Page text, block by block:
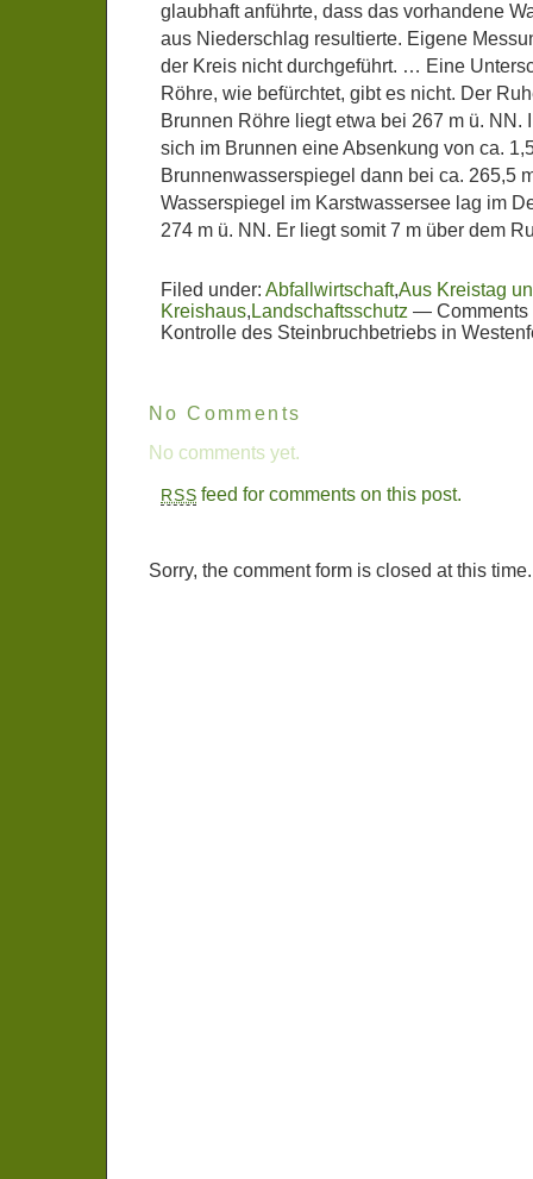
glaubhaft anführte, dass das vorhandene
aus Niederschlag resultierte. Eigene
der Kreis nicht durchgeführt. … Eine
Röhre, wie befürchtet, gibt es nicht. Der
Brunnen Röhre liegt etwa bei 267 m ü. NN.
sich im Brunnen eine Absenkung von ca.
Brunnenwasserspiegel dann bei ca. 265,5
Wasserspiegel im Karstwassersee lag im
274 m ü. NN. Er liegt somit 7 m über dem
Filed under: Abfallwirtschaft,Aus Kreistag
Kreishaus, Landschaftsschutz — Comments
Kontrolle des Steinbruchbetriebs in
No Comments
No comments yet.
RSS feed for comments on this post.
Sorry, the comment form is closed at this time.